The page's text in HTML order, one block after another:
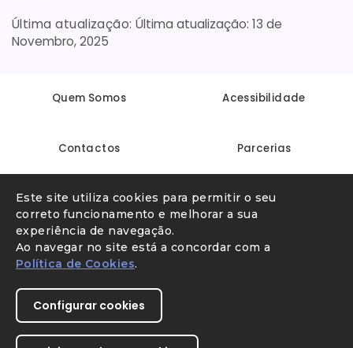
Este site utiliza cookies para permitir o seu
correto funcionamento e melhorar a sua
experiência de navegação.
Ao navegar no site está a concordar com a
Política de Cookies.
Configurar cookies
Última atualização:
13 de
Novembro, 2025
Quem Somos Acessibilidade
Contactos Parcerias
Linha Internet Segura Denunciar conteúdo ilegal